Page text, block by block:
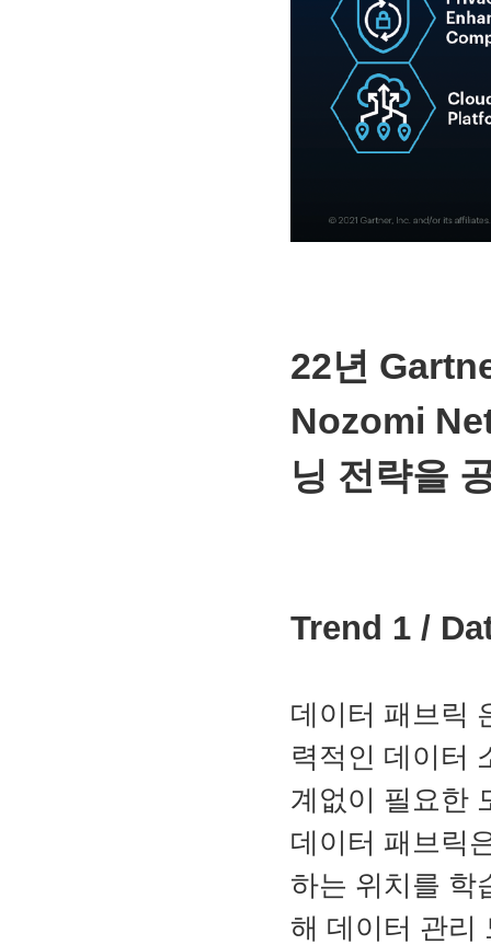
22년
Nozomi
닝 전략을
Trend 1 /
데이터 패브릭
력적인 데이터
계없이 필요한
데이터 패브릭
하는 위치를 학
해 데이터 관리